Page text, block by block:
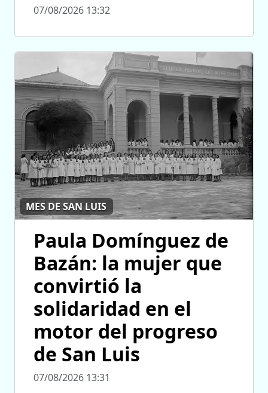
07/08/2026 13:32
MES DE SAN LUIS
Paula Domínguez de
Bazán: la mujer que
convirtió la
solidaridad en el
motor del progreso
de San Luis
07/08/2026 13:31